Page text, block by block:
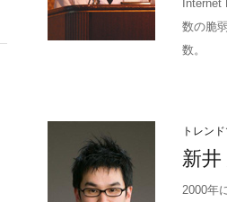
数の脆
数。
トレン
新
2000年